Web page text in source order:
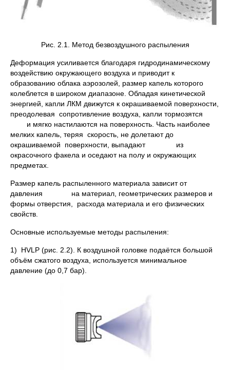
Рис. 2.1. Метод безвоздушного распыления
Деформация усиливается благодаря гидродинамическому
воздействию окружающего воздуха и приводит к
образованию облака аэрозолей, размер капель которого
колеблется в широком диапазоне. Обладая кинетической
энергией, капли ЛКМ движутся к окрашиваемой поверхности,
преодолевая сопротивление воздуха, капли тормозятся
и мягко настилаются на поверхность. Часть наиболее
мелких капель, теряя скорость, не долетают до
окрашиваемой поверхности, выпадают из
окрасочного факела и оседают на полу и окружающих
предметах.
Размер капель распыленного материала зависит от
давления на материал, геометрических размеров и
формы отверстия, расхода материала и его физических
свойств.
Основные используемые методы распыления:
1) HVLP (рис. 2.2). К воздушной головке подаётся большой
объём сжатого воздуха, используется минимальное
давление (до 0,7 бар).